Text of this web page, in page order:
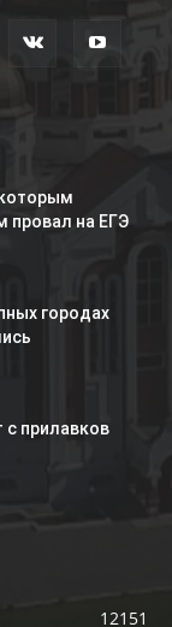
провал на ЕГЭ
городах
с прилавков
12151